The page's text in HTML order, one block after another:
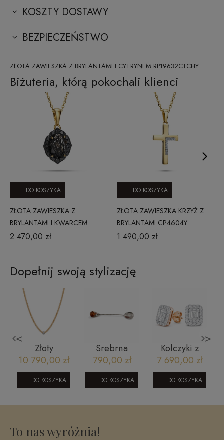
KOSZTY DOSTAWY
BEZPIECZEŃSTWO
ZŁOTA ZAWIESZKA Z BRYLANTAMI I CYTRYNEM RP19632CTCHY
Biżuteria, którą pokochali klienci
ZŁOTA ZAWIESZKA Z
BRYLANTAMI I KWARCEM
RUTYLOWYM RP16454BRBDY
2 470,00 zł
DO KOSZYKA
ZŁOTA ZAWIESZKA KRZYŻ Z
BRYLANTAMI CP4604Y
1 490,00 zł
DO KOSZYKA
Dopełnij swoją stylizację
<
Złoty
naszyjnik z
diamentami
Bizzotto AU-
750 NE07-
N0YW-D
10 790,00 zł
DO KOSZYKA
Srebrna
łyżeczka z
bursztynem
790,00 zł
DO KOSZYKA
Kolczyki z
brylantami z
różowego
złota
CE1721P
7 690,00 zł
DO KOSZYKA
>
To nas wyróżnia!